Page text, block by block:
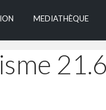
MEDIATHÈQUE